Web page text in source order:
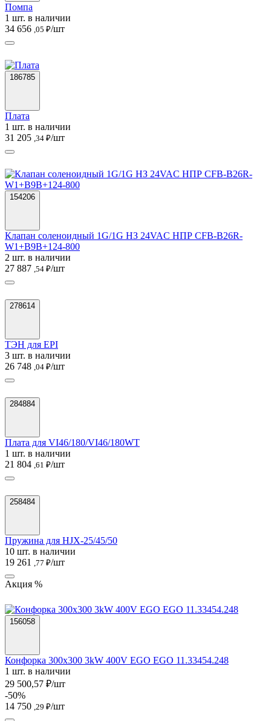
Помпа
1 шт. в наличии
34 656 ,05 ₽/шт
186785
Плата
1 шт. в наличии
31 205 ,34 ₽/шт
154206
Клапан соленоидный 1G/1G НЗ 24VAC НПР CFB-B26R-
W1+B9B+124-800
2 шт. в наличии
27 887 ,54 ₽/шт
278614
ТЭН для EPI
3 шт. в наличии
26 748 ,04 ₽/шт
284884
Плата для VI46/180/VI46/180WT
1 шт. в наличии
21 804 ,61 ₽/шт
258484
Пружина для HJX-25/45/50
10 шт. в наличии
19 261
,77 ₽/шт
Акция %
156058
Конфорка 300х300 3kW 400V EGO EGO 11.33454.248
1 шт. в наличии
29 500,57 ₽/шт
-50%
14 750 ,29 ₽/шт